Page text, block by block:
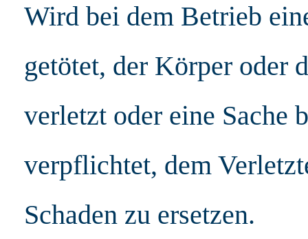
Wird bei dem Betrieb
getötet, der Körper oder
verletzt oder eine Sache
verpflichtet, dem
Schaden zu ersetzen.